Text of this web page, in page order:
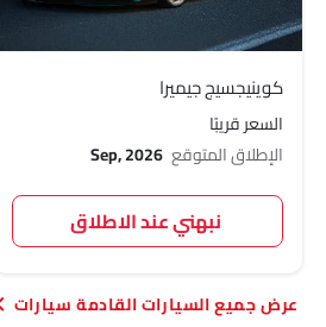
كوينيجسيج جيميرا
السعر قريبًا
الإطلاق المتوقع Sep, 2026
نبهني عند الاطلاق
السيارات القادمة سيارات